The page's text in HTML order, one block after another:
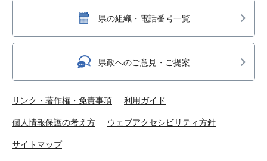
県の組織・電話番号一覧
県政へのご意見・ご提案
リンク・著作権・免責事項 利用ガイド
個人情報保護の考え方 ウェブアクセシビリティ方針
サイトマップ